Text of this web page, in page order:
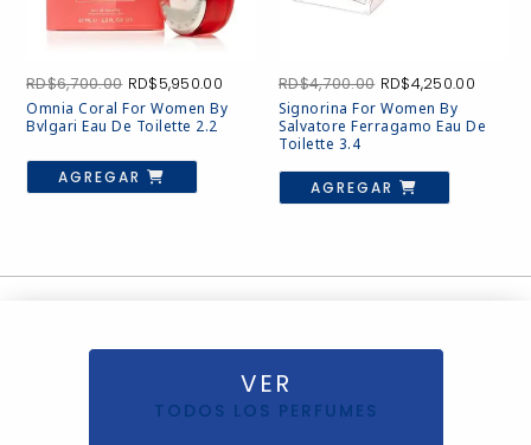
RD$6,700.00 El
precio
original
RD$6,700.00.
RD$5,950.00El
precio
actual
Omnia Coral For Women By
Bvlgari Eau De Toilette 2.2
AGREGAR
RD$4,700.00 El
precio
original
era:
RD$4,250.00El
actual
Signorina For Women By
Salvatore Ferragamo Eau De
Toilette 3.4
AGREGAR
VER
TODOS LOS PERFUMES